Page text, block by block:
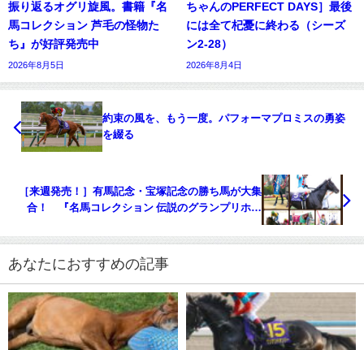
振り返るオグリ旋風。書籍『名
馬コレクション 芦毛の怪物た
ち』が好評発売中
2026年8月5日
ちゃんのPERFECT DAYS］最後
には全て杞憂に終わる（シーズ
ン2-28）
2026年8月4日
約束の風を、もう一度。パフォーマプロミスの勇姿
を綴る
［来週発売！］有馬記念・宝塚記念の勝ち馬が大集
合！ 『名馬コレクション 伝説のグランプリホー
あなたにおすすめの記事